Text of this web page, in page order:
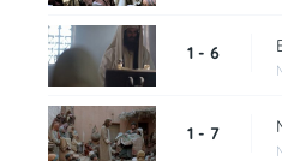
1 - 6
1 - 7